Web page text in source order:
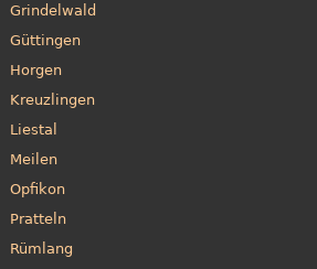
Grindelwald
Güttingen
Horgen
Kreuzlingen
Liestal
Meilen
Opfikon
Pratteln
Rümlang